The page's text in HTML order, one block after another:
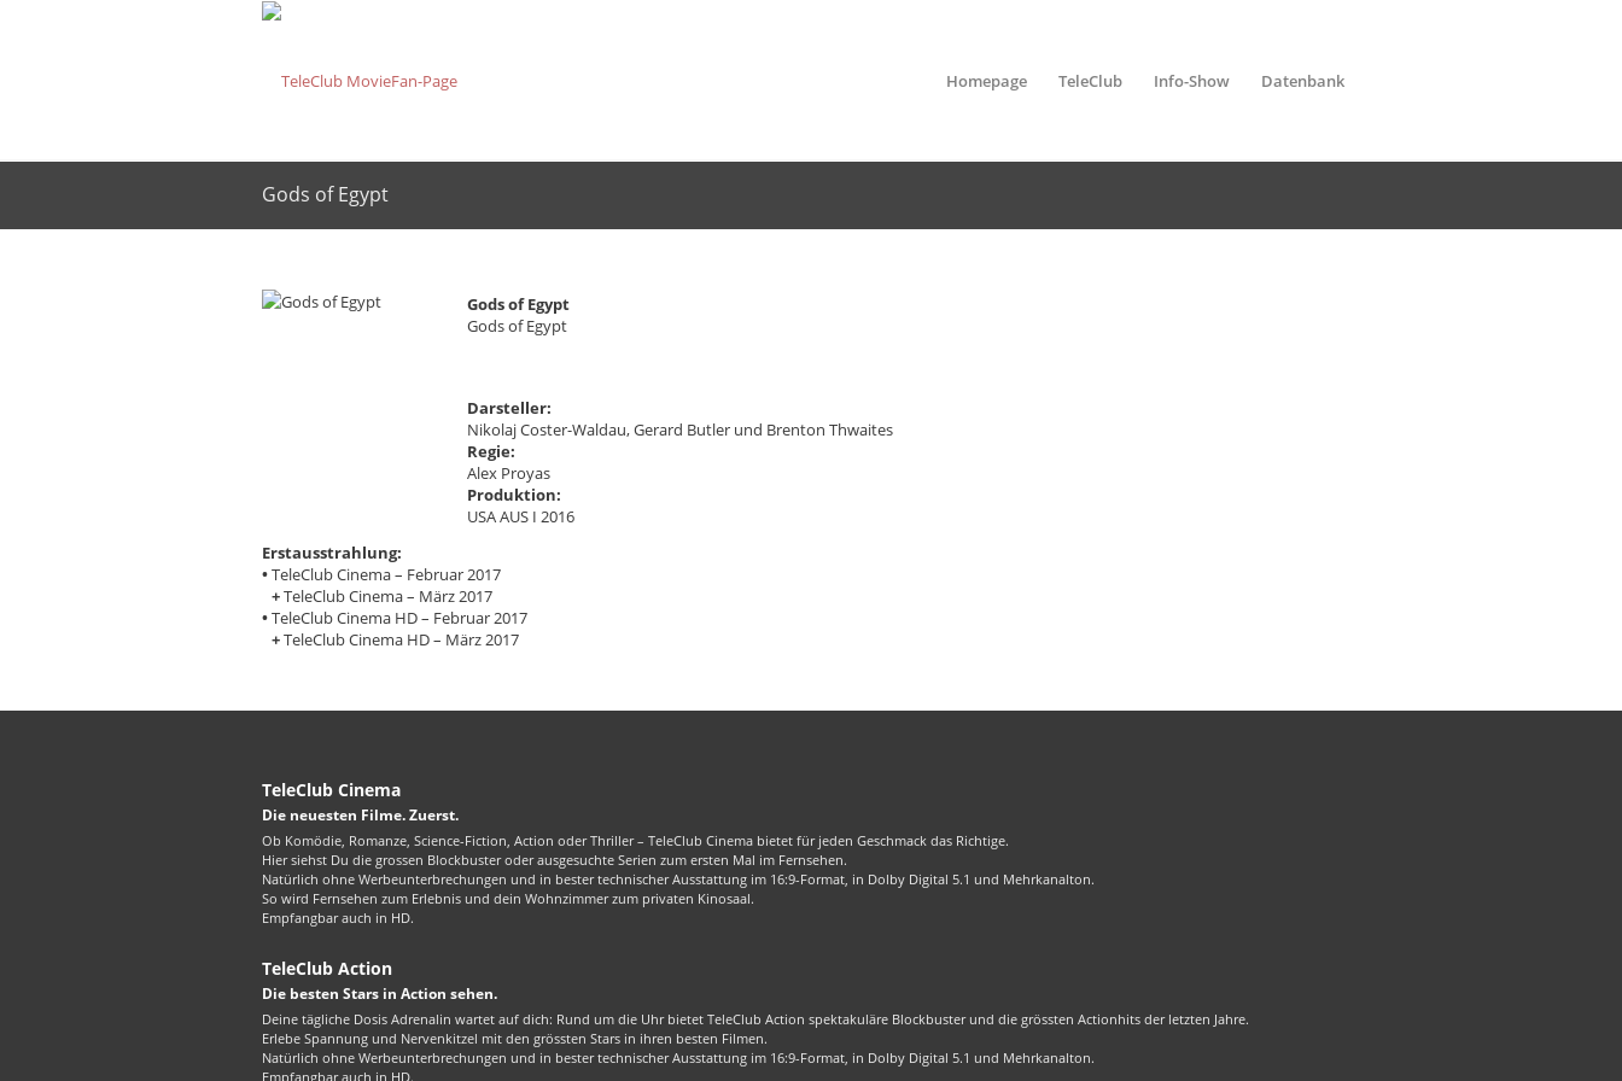
Homepage TeleClub Info-Show Datenbank
Gods of Egypt
Gods of Egypt
Gods of Egypt
Darsteller:
Nikolaj Coster-Waldau, Gerard Butler und Brenton Thwaites
Regie:
Alex Proyas
Produktion:
USA AUS I 2016
Erstausstrahlung:
•TeleClub Cinema – Februar 2017
+TeleClub Cinema – März 2017
•TeleClub Cinema HD – Februar 2017
+TeleClub Cinema HD – März 2017
TeleClub Cinema
Die neuesten Filme. Zuerst.
Ob Komödie, Romanze, Science-Fiction, Action oder Thriller – TeleClub Cinema bietet für jeden Geschmack das Richtige.
Hier siehst Du die grossen Blockbuster oder ausgesuchte Serien zum ersten Mal im Fernsehen.
Natürlich ohne Werbeunterbrechungen und in bester technischer Ausstattung im 16:9-Format, in Dolby Digital 5.1 und Mehrkanalton.
So wird Fernsehen zum Erlebnis und dein Wohnzimmer zum privaten Kinosaal.
Empfangbar auch in HD.
TeleClub Action
Die besten Stars in Action sehen.
Deine tägliche Dosis Adrenalin wartet auf dich: Rund um die Uhr bietet TeleClub Action spektakuläre Blockbuster und die grössten Actionhits der letzten Jahre.
Erlebe Spannung und Nervenkitzel mit den grössten Stars in ihren besten Filmen.
Natürlich ohne Werbeunterbrechungen und in bester technischer Ausstattung im 16:9-Format, in Dolby Digital 5.1 und Mehrkanalton.
Empfangbar auch in HD.